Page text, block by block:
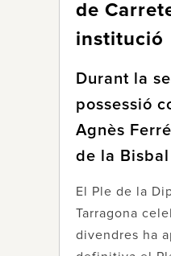
de
institució
Durant la
possessió
Agnès
de la
El Ple de la
Tarragona
divendres ha